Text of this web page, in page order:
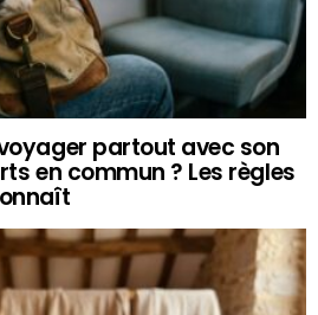
partout avec son
en commun ? Les règles